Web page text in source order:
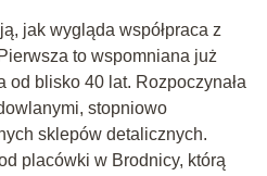
jak wygląda współpraca z
to wspomniana już
od blisko 40 lat. Rozpoczynała
stopniowo
sklepów detalicznych.
placówki w Brodnicy, którą